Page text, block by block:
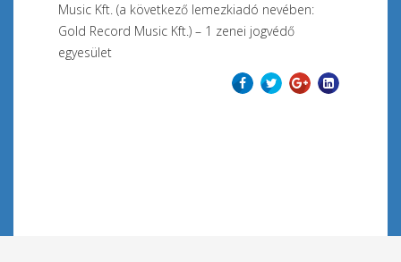
Music Kft. (a következő lemezkiadó nevében:
Gold Record Music Kft.) – 1 zenei jogvédő
egyesület